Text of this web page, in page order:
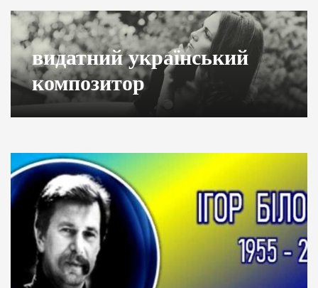
видатний український
композитор